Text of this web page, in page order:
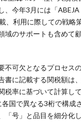
、今年3月には「ABEJA
、利用に際しての戦略
域のサポートも含めて
不可欠となるプロセス
書に記載する関税額は
税率に基づいて計算し
国で異なる3桁で構成
「号」と品目を細分化